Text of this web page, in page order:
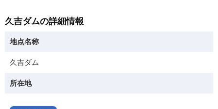
久吉ダムの詳細情報
地点名称
久吉ダム
所在地